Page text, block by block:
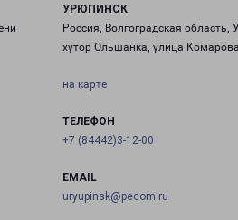
УРЮПИНСК
Россия, Волгоградская область,
хутор Ольшанка, улица
на карте
ТЕЛЕФОН
+7 (84442)3-12-00
EMAIL
uryupinsk@pecom.ru